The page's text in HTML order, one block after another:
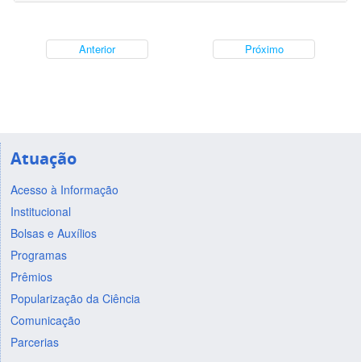
Anterior Próximo
Atuação
Acesso à Informação
Institucional
Bolsas e Auxílios
Programas
Prêmios
Popularização da Ciência
Comunicação
Parcerias